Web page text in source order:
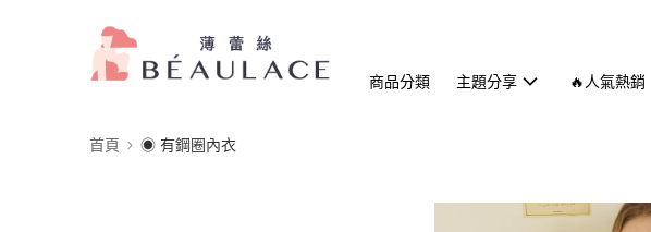
商品分類 主題分享 🔥人氣熱銷
首頁 ◉ 有鋼圈內衣